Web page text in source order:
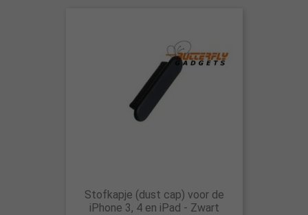
Stofkapje (dust cap) voor de
iPhone 3, 4 en iPad - Zwart